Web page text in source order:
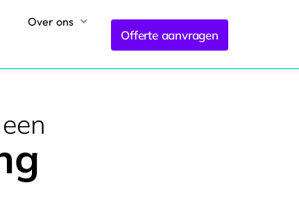
Over ons
Offerte aanvragen